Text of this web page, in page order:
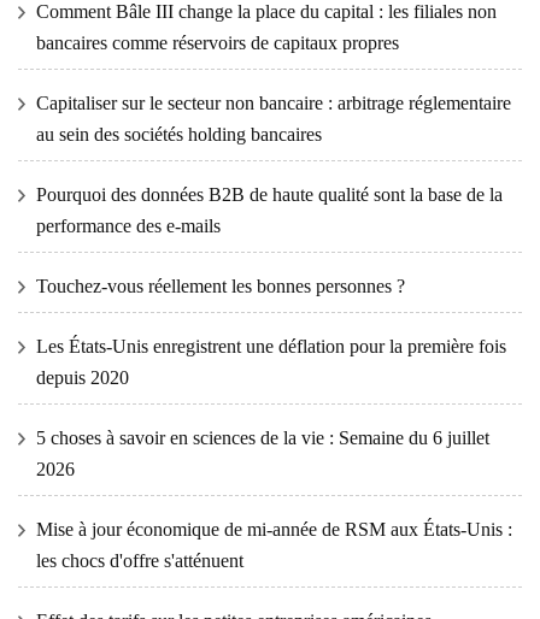
Comment Bâle III change la place du capital : les filiales non
bancaires comme réservoirs de capitaux propres
Capitaliser sur le secteur non bancaire : arbitrage réglementaire
au sein des sociétés holding bancaires
Pourquoi des données B2B de haute qualité sont la base de la
performance des e-mails
Touchez-vous réellement les bonnes personnes ?
Les États-Unis enregistrent une déflation pour la première fois
depuis 2020
5 choses à savoir en sciences de la vie : Semaine du 6 juillet
2026
Mise à jour économique de mi-année de RSM aux États-Unis :
les chocs d'offre s'atténuent